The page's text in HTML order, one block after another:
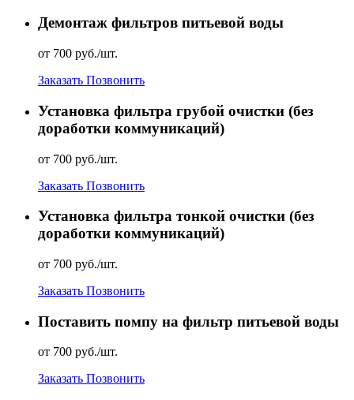
Демонтаж фильтров питьевой воды
от 700 руб./шт.
Заказать Позвонить
Установка фильтра грубой очистки (без
доработки коммуникаций)
от 700 руб./шт.
Заказать Позвонить
Установка фильтра тонкой очистки (без
доработки коммуникаций)
от 700 руб./шт.
Заказать Позвонить
Поставить помпу на фильтр питьевой воды
от 700 руб./шт.
Заказать Позвонить